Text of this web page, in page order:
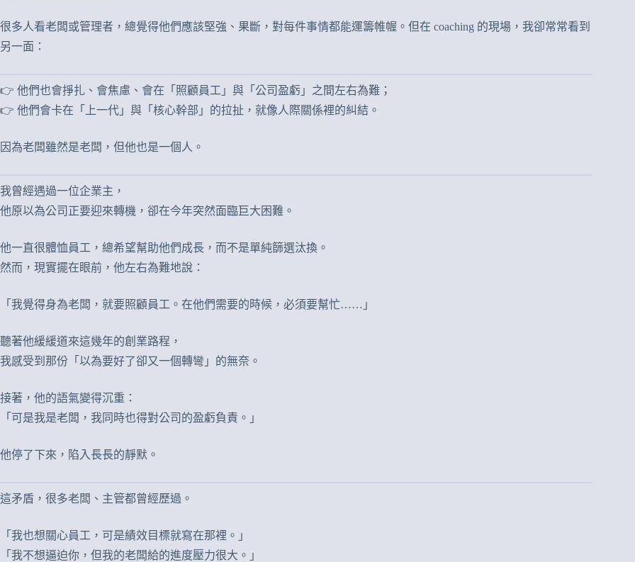
很多人看老闆或管理者，總覺得他們應該堅強、果斷，對每件事情都能運籌帷幄。但在 coaching 的現場，我卻常常看到
另一面：
👉 他們也會掙扎、會焦慮、會在「照顧員工」與「公司盈虧」之間左右為難；
👉 他們會卡在「上一代」與「核心幹部」的拉扯，就像人際關係裡的糾結。
因為老闆雖然是老闆，但他也是一個人。
我曾經遇過一位企業主，
他原以為公司正要迎來轉機，卻在今年突然面臨巨大困難。
他一直很體恤員工，總希望幫助他們成長，而不是單純篩選汰換。
然而，現實擺在眼前，他左右為難地說：
「我覺得身為老闆，就要照顧員工。在他們需要的時候，必須要幫忙……」
聽著他緩緩道來這幾年的創業路程，
我感受到那份「以為要好了卻又一個轉彎」的無奈。
接著，他的語氣變得沉重：
「可是我是老闆，我同時也得對公司的盈虧負責。」
他停了下來，陷入長長的靜默。
這矛盾，很多老闆、主管都曾經歷過。
「我也想關心員工，可是績效目標就寫在那裡。」
「我不想逼迫你，但我的老闆給的進度壓力很大。」